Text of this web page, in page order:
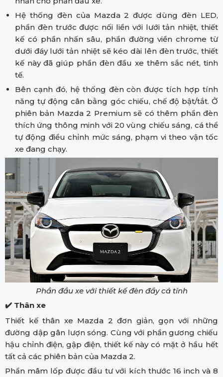
Hệ thống đèn của Mazda 2 được dùng đèn LED,
phần đèn trước được nối liền với lưới tản nhiệt, thiết
kế có phần nhấn sâu, phần đường viền chrome từ
dưới đáy lưới tản nhiệt sẽ kéo dài lên đèn trước, thiết
kế này đã giúp phần đèn đầu xe thêm sắc nét, tinh
tế.
Bên cạnh đó, hệ thống đèn còn được tích hợp tính
năng tự động cân bằng góc chiếu, chế độ bật/tắt. Ở
phiên bản Mazda 2 Premium sẽ có thêm phần đèn
thích ứng thông minh với 20 vùng chiếu sáng, cá thể
tự động điều chỉnh mức sáng, phạm vi theo vận tốc
xe đang chạy.
Phần đầu xe với thiết kế đèn đầy cá tính
✔️ Thân xe
Thiết kế thân xe Mazda 2 đơn giản, gọn với những
đường dập gân lượn sóng. Cùng với phần gương chiếu
hậu chỉnh điện, gập điện, thiết kế này có mặt ở hầu hết
tất cả các phiên bản của Mazda 2.
Phần mâm lốp được đầu tư với kích thước 16 inch và 8